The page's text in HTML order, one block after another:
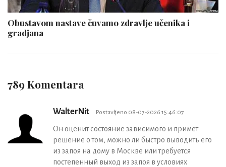
Obustavom nastave čuvamo zdravlje učenika i
gradjana
789 Komentara
WalterNit Postavljeno 08-07-2026 15:46:07
Он оценит состояние зависимого и примет
решение о том, можно ли быстро выводить его
из запоя на дому в Москве или требуется
постепенный выход из запоя в условиях